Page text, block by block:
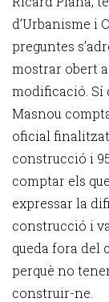
d’Urbanisme i
preguntes
mostrar obert
modificació. Sí
Masnou
oficial
construcció i
comptar els
expressar la
construcció i
queda fora del
perquè no
construir-ne.